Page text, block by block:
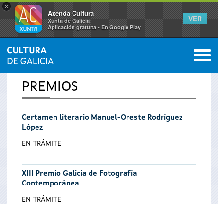
×
Axenda Cultura
Xunta de Galicia
Aplicación gratuíta - En Google Play
VER
Se
encuentra
usted
aquí
INICIO 0
PREMIOS
Certamen literario Manuel-Oreste Rodríguez
López
EN TRÁMITE
XIII Premio Galicia de Fotografía
Contemporánea
EN TRÁMITE